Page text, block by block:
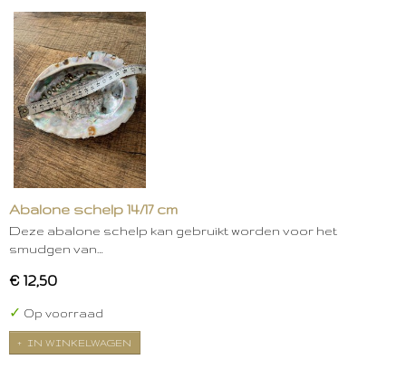
Abalone schelp 14/17 cm
Deze abalone schelp kan gebruikt worden voor het
smudgen van…
€ 12,50
✓ Op voorraad
IN WINKELWAGEN